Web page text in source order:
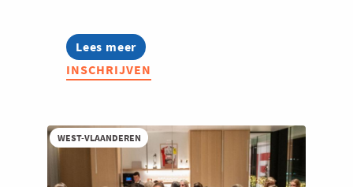
Lees meer
about
Te
gast
INSCHRIJVEN
WEST-VLAANDEREN